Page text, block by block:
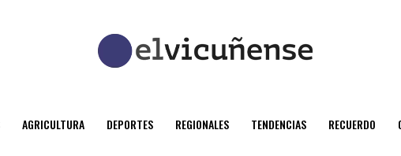
AGRICULTURA DEPORTES REGIONALES TENDENCIAS RECUERDO